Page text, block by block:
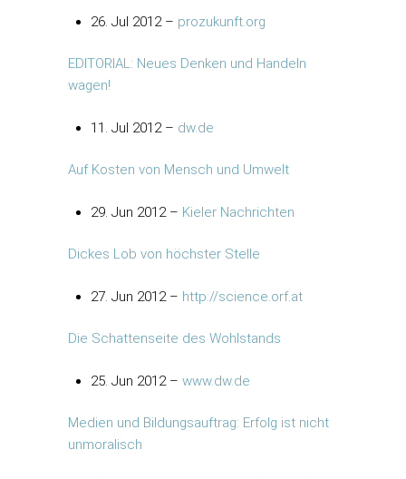
26. Jul 2012 – prozukunft.org
EDITORIAL: Neues Denken und Handeln
wagen!
11. Jul 2012 – dw.de
Auf Kosten von Mensch und Umwelt
29. Jun 2012 – Kieler Nachrichten
Dickes Lob von höchster Stelle
27. Jun 2012 – http://science.orf.at
Die Schattenseite des Wohlstands
25. Jun 2012 – www.dw.de
Medien und Bildungsauftrag: Erfolg ist nicht
unmoralisch